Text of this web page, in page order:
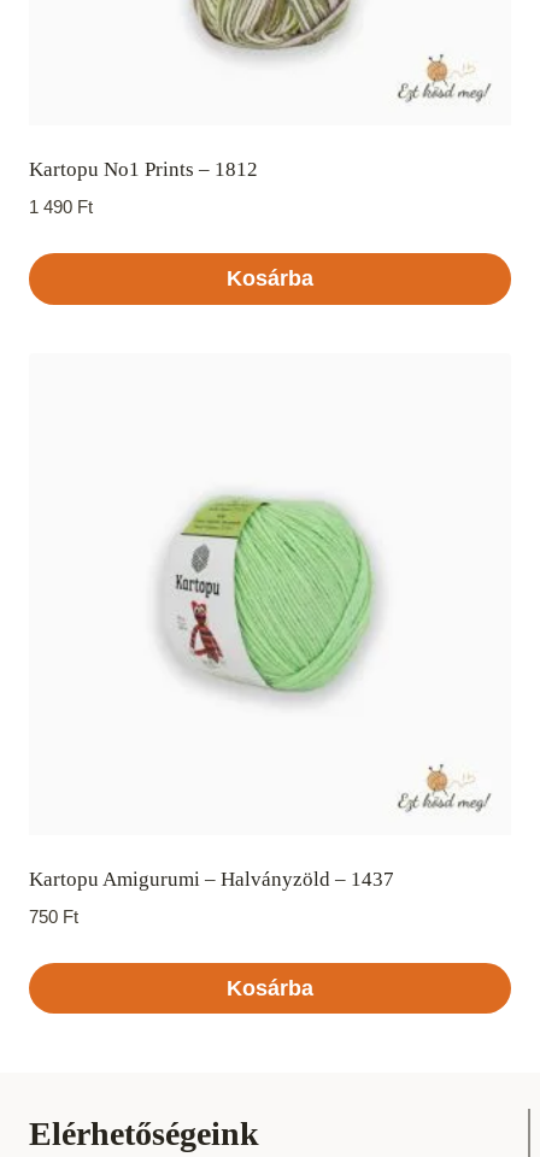
Kartopu No1 Prints – 1812
1 490 Ft
Kosárba
Kartopu Amigurumi – Halványzöld – 1437
750 Ft
Kosárba
Elérhetőségeink